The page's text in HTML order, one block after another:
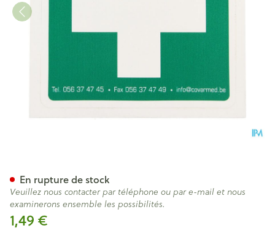
1,49 €
En rupture de stock
Veuillez nous contacter par téléphone ou par e-mail et nous
examinerons ensemble les possibilités.